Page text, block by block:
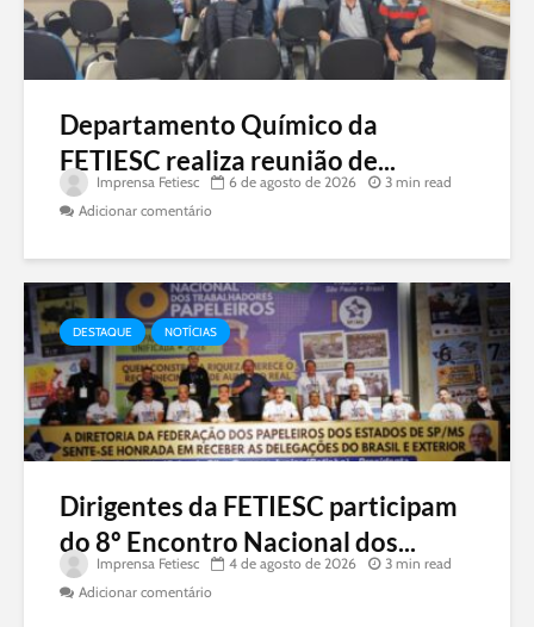
Departamento Químico da
FETIESC realiza reunião de...
Imprensa Fetiesc 6 de agosto de 2026
3 min read
Adicionar comentário
DESTAQUE NOTÍCIAS
Dirigentes da FETIESC participam
do 8º Encontro Nacional dos...
Imprensa Fetiesc 4 de agosto de 2026
3 min read
Adicionar comentário